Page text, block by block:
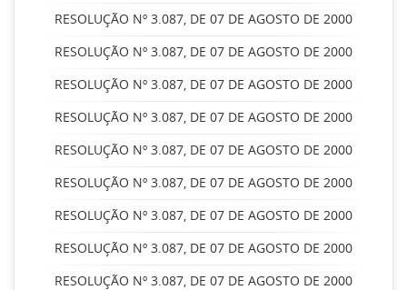
RESOLUÇÃO Nº 3.087, DE 07 DE AGOSTO DE 2000
RESOLUÇÃO Nº 3.087, DE 07 DE AGOSTO DE 2000
RESOLUÇÃO Nº 3.087, DE 07 DE AGOSTO DE 2000
RESOLUÇÃO Nº 3.087, DE 07 DE AGOSTO DE 2000
RESOLUÇÃO Nº 3.087, DE 07 DE AGOSTO DE 2000
RESOLUÇÃO Nº 3.087, DE 07 DE AGOSTO DE 2000
RESOLUÇÃO Nº 3.087, DE 07 DE AGOSTO DE 2000
RESOLUÇÃO Nº 3.087, DE 07 DE AGOSTO DE 2000
RESOLUÇÃO Nº 3.087, DE 07 DE AGOSTO DE 2000